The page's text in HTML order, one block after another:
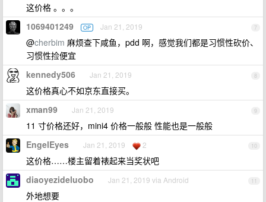
这价格 。。。
7
1069401249 OP Jan 21, 2019
@cherbim 麻烦查下咸鱼，pdd 啊，感觉我们都是习惯性砍价、
习惯性捡便宜
8
kennedy506 Jan 21, 2019
这价格真心不如京东直接买。
9
xman99 Jan 21, 2019
11 寸价格还好，mini4 价格一般般 性能也是一般般
10
EngelEyes Jan 21, 2019 2
这价格……楼主留着裱起来当奖状吧
11
diaoyezideluobo Jan 21, 2019 via Android
外地想要